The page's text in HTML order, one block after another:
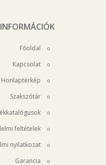
INFORMÁCIÓK
Főoldal
Kapcsolat
Honlaptérkép
Szakszótár
feltételek
nyilatkozat
Garancia